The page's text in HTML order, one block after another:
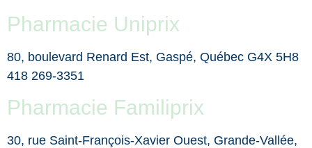
Pharmacie Uniprix
80, boulevard Renard Est, Gaspé, Québec G4X 5H8
418 269-3351
Pharmacie Familiprix
30, rue Saint-François-Xavier Ouest, Grande-Vallée,